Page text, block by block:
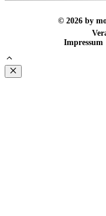
© 2026 by
Impressum
Schließen